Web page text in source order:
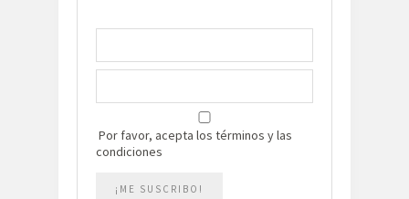
Por favor, acepta los términos y las
condiciones